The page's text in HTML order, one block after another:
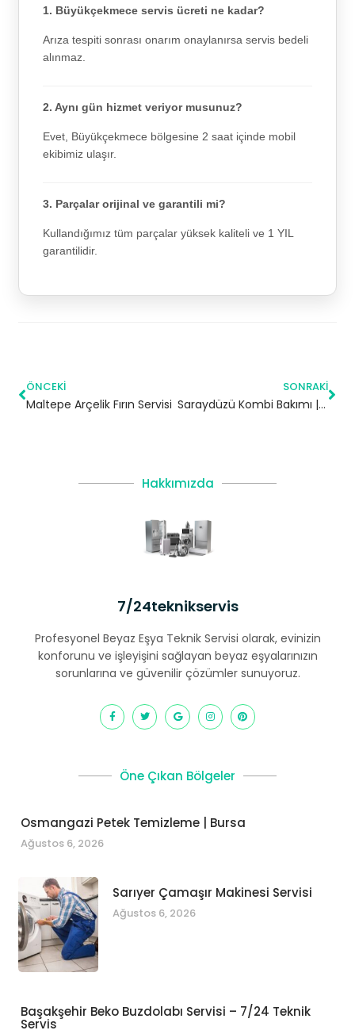
1. Büyükçekmece servis ücreti ne kadar?
Arıza tespiti sonrası onarım onaylanırsa servis bedeli
alınmaz.
2. Aynı gün hizmet veriyor musunuz?
Evet, Büyükçekmece bölgesine 2 saat içinde mobil
ekibimiz ulaşır.
3. Parçalar orijinal ve garantili mi?
Kullandığımız tüm parçalar yüksek kaliteli ve 1 YIL
garantilidir.
ÖNCEKI
Maltepe Arçelik Fırın Servisi
SONRAKI
Saraydüzü Kombi Bakımı | Sinop
Hakkımızda
7/24teknikservis
Profesyonel Beyaz Eşya Teknik Servisi olarak, evinizin
konforunu ve işleyişini sağlayan beyaz eşyalarınızın
sorunlarına ve güvenilir çözümler sunuyoruz.
Öne Çıkan Bölgeler
Osmangazi Petek Temizleme | Bursa
Ağustos 6, 2026
Sarıyer Çamaşır Makinesi Servisi
Ağustos 6, 2026
Başakşehir Beko Buzdolabı Servisi – 7/24 Teknik
Servis